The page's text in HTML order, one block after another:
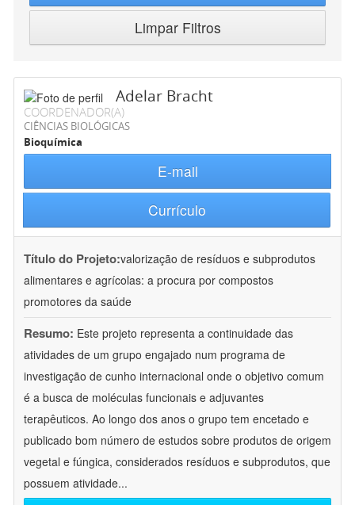
Limpar Filtros
Adelar Bracht
COORDENADOR(A)
CIÊNCIAS BIOLÓGICAS
Bioquímica
E-mail
Currículo
Título do Projeto:valorização de resíduos e subprodutos
alimentares e agrícolas: a procura por compostos
promotores da saúde
Resumo: Este projeto representa a continuidade das
atividades de um grupo engajado num programa de
investigação de cunho internacional onde o objetivo comum
é a busca de moléculas funcionais e adjuvantes
terapêuticos. Ao longo dos anos o grupo tem encetado e
publicado bom número de estudos sobre produtos de origem
vegetal e fúngica, considerados resíduos e subprodutos, que
possuem atividade...